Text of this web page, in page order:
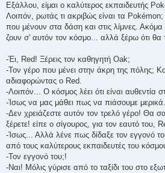
Εξάλλου, είμαι ο καλύτερος εκπαιδευτής
Λοιπόν, ρωτάς τι ακριβώς είναι τα
που μένουν στα δάση και στις λίμνες.
ζουν σ' αυτόν τον κόσμο... αλλά ξέρω ότι
-Έι, Red! Ξέρεις τον καθηγητή Oak;
-Τον γέρο που μένει στην άκρη της πόλης;
αδιαφορώντας ο Red.
-Λοιπόν... Ο κόσμος λέει ότι είναι αυθεντία
-Ίσως να μας μάθει πως να πιάσουμε
-Δεν χρειάζεστε αυτόν τον τρελό γέρο! Θα
ξέρετε! είπε ο σίγουρος, για τον εαυτό του,
-Ίσως... Αλλά λένε πως δίδαξε τον εγγονό
από τους καλύτερους εκπαιδευτές του
-Τον εγγονό του;!
-Ναι! Μόλις γύρισε από το ταξίδι του στο